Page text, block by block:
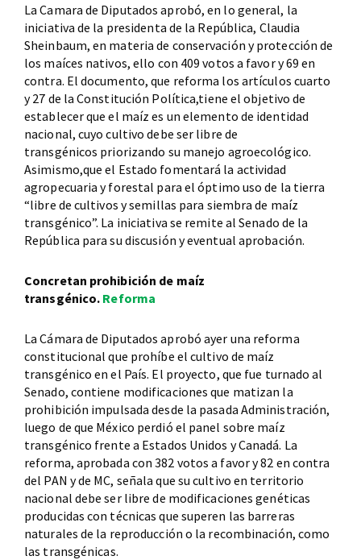
La Camara de Diputados aprobó, en lo general, la
iniciativa de la presidenta de la República, Claudia
Sheinbaum, en materia de conservación y protección de
los maíces nativos, ello con 409 votos a favor y 69 en
contra. El documento, que reforma los artículos cuarto
y 27 de la Constitución Política,tiene el objetivo de
establecer que el maíz es un elemento de identidad
nacional, cuyo cultivo debe ser libre de
transgénicos priorizando su manejo agroecológico.
Asimismo,que el Estado fomentará la actividad
agropecuaria y forestal para el óptimo uso de la tierra
“libre de cultivos y semillas para siembra de maíz
transgénico”. La iniciativa se remite al Senado de la
República para su discusión y eventual aprobación.
Concretan prohibición de maíz
transgénico. Reforma
La Cámara de Diputados aprobó ayer una reforma
constitucional que prohíbe el cultivo de maíz
transgénico en el País. El proyecto, que fue turnado al
Senado, contiene modificaciones que matizan la
prohibición impulsada desde la pasada Administración,
luego de que México perdió el panel sobre maíz
transgénico frente a Estados Unidos y Canadá. La
reforma, aprobada con 382 votos a favor y 82 en contra
del PAN y de MC, señala que su cultivo en territorio
nacional debe ser libre de modificaciones genéticas
producidas con técnicas que superen las barreras
naturales de la reproducción o la recombinación, como
las transgénicas.